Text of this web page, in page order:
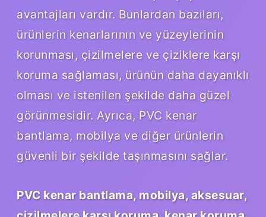
avantajları vardır. Bunlardan bazıları,
ürünlerin kenarlarının ve yüzeylerinin
korunması, çizilmelere ve çiziklere karşı
koruma sağlaması, ürünün daha dayanıklı
olması ve istenilen şekilde daha güzel
görünmesidir. Ayrıca, PVC kenar
bantlama, mobilya ve diğer ürünlerin
güvenli bir şekilde taşınmasını sağlar.
PVC kenar bantlama, mobilya, aksesuar,